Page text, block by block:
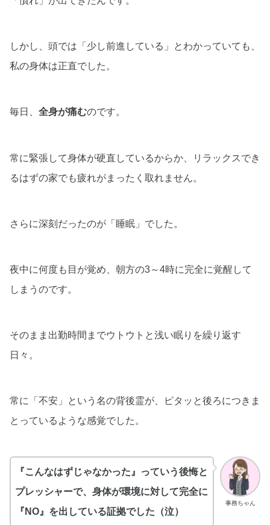
しかし、頭では「少し前進している」とわかっていても、
私の身体は正直でした。
毎日、 全身が痛むのです。
常に緊張して身体が硬直しているからか、リラックスでき
るはずの家でも疲れがまったく取れません。
さらに深刻だったのが「睡眠」でした。
夜中に何度も目が覚め、朝方の3～4時に完全に覚醒して
しまうのです。
そのまま出勤時間までウトウトと浅い眠りを繰り返す
日々。
常に「不安」という名の背後霊が、ピタッと後ろにつきま
とっているような感覚でした。
事務ちゃん
『こんなはずじゃなかった』っていう後悔と
プレッシャーで、身体が環境に対して完全に
『NO』を出している証拠でした（泣）